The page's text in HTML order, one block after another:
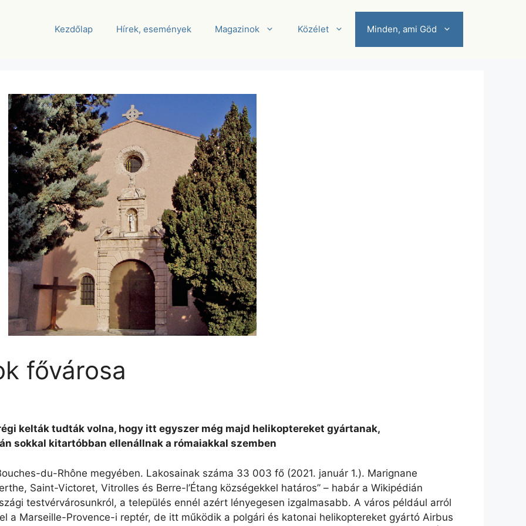
Kezdőlap Hírek, események Magazinok Közélet Minden, ami Göd
fővárosa
kelták tudták volna, hogy itt egyszer még majd helikoptereket gyártanak,
sokkal kitartóbban ellenállnak a rómaiakkal szemben
du-Rhône megyében. Lakosainak száma 33 003 fő (2021. január 1.). Marignane
Saint-Victoret, Vitrolles és Berre-l’Étang községekkel határos” – habár a Wikipédián
testvérvárosunkról, a település ennél azért lényegesen izgalmasabb. A város például arról
a Marseille-Provence-i reptér, de itt működik a polgári és katonai helikoptereket gyártó Airbus